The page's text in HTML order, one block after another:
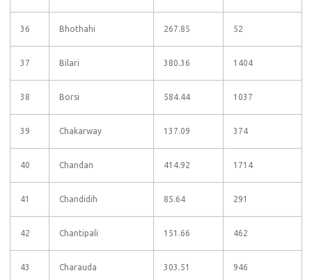
36 Bhothahi 267.85 52
37 Bilari 380.36 1404
38 Borsi 584.44 1037
39 Chakarway 137.09 374
40 Chandan 414.92 1714
41 Chandidih 85.64 291
42 Chantipali 151.66 462
43 Charauda 303.51 946